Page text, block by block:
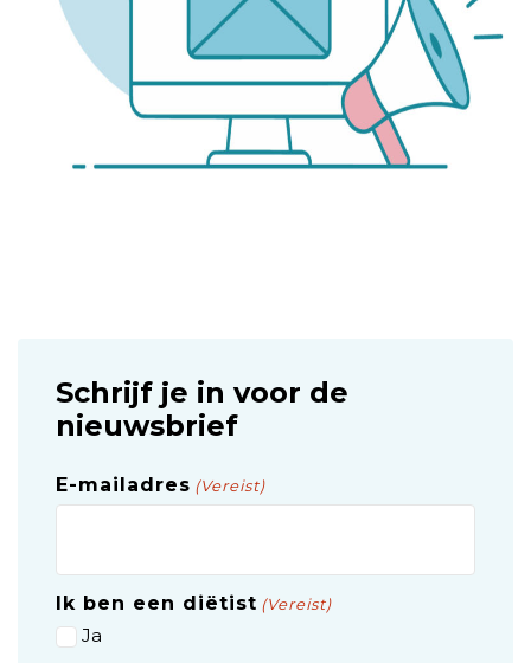
Schrijf je in voor de
nieuwsbrief
E-mailadres (Vereist)
Ik ben een diëtist (Vereist)
Ja